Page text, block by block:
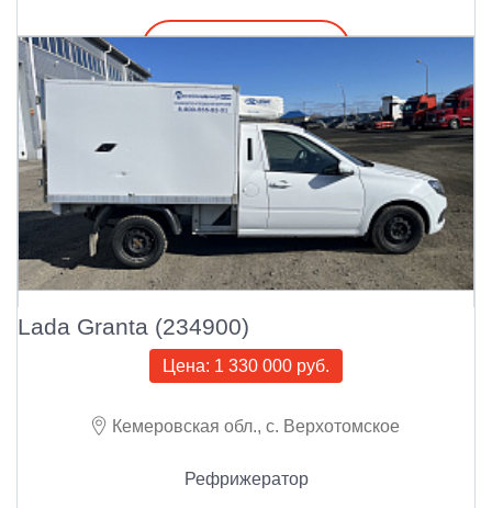
Lada Granta (234900)
Цена: 1 330 000 руб.
Кемеровская обл., с. Верхотомское
Рефрижератор